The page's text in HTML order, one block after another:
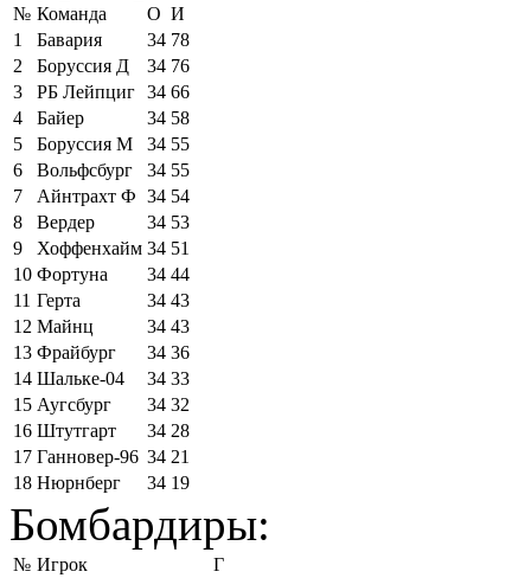
№ Команда О И
1
Бавария 34 78
2
Боруссия Д 34 76
3
РБ Лейпциг 34 66
4
Байер 34 58
5
Боруссия М 34 55
6
Вольфсбург 34 55
7
Айнтрахт Ф 34 54
8
Вердер 34 53
9
Хоффенхайм 34 51
10 Фортуна 34 44
11 Герта 34 43
12 Майнц 34 43
13 Фрайбург 34 36
14 Шальке-04 34 33
15 Аугсбург 34 32
16 Штутгарт 34 28
17 Ганновер-96 34 21
18 Нюрнберг 34 19
Бомбардиры:
№ Игрок
Г